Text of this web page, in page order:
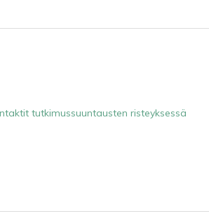
tutkimussuuntausten risteyksessä